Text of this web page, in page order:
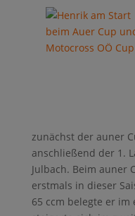
zunächst der auner
anschließend der 1.
Julbach. Beim auner
erstmals in dieser
65 ccm belegte er im